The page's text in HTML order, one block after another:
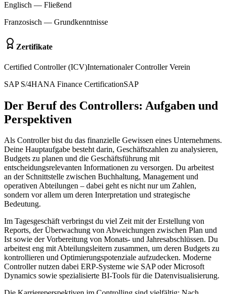
Englisch — Fließend
Franzosisch — Grundkenntnisse
Zertifikate
Certified Controller (ICV)Internationaler Controller Verein
SAP S/4HANA Finance CertificationSAP
Der Beruf des Controllers: Aufgaben und
Perspektiven
Als Controller bist du das finanzielle Gewissen eines Unternehmens.
Deine Hauptaufgabe besteht darin, Geschäftszahlen zu analysieren,
Budgets zu planen und die Geschäftsführung mit
entscheidungsrelevanten Informationen zu versorgen. Du arbeitest
an der Schnittstelle zwischen Buchhaltung, Management und
operativen Abteilungen – dabei geht es nicht nur um Zahlen,
sondern vor allem um deren Interpretation und strategische
Bedeutung.
Im Tagesgeschäft verbringst du viel Zeit mit der Erstellung von
Reports, der Überwachung von Abweichungen zwischen Plan und
Ist sowie der Vorbereitung von Monats- und Jahresabschlüssen. Du
arbeitest eng mit Abteilungsleitern zusammen, um deren Budgets zu
kontrollieren und Optimierungspotenziale aufzudecken. Moderne
Controller nutzen dabei ERP-Systeme wie SAP oder Microsoft
Dynamics sowie spezialisierte BI-Tools für die Datenvisualisierung.